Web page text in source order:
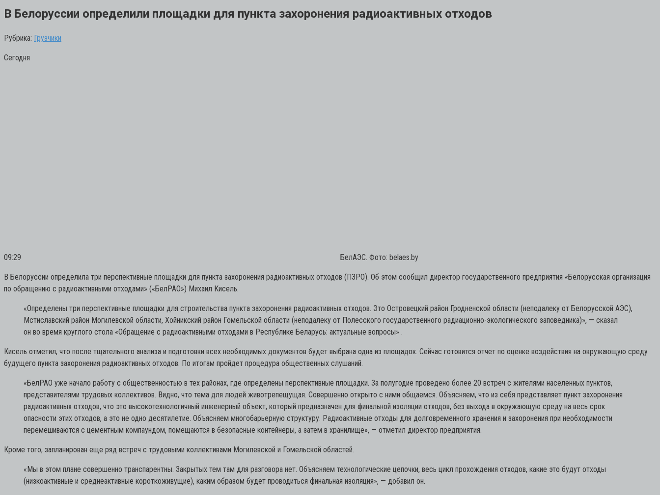
В Белоруссии определили площадки для пункта захоронения радиоактивных отходов
Рубрика: Грузчики
Сегодня
09:29 БелАЭС. Фото: belaes.by
В Белоруссии определила три перспективные площадки для пункта захоронения радиоактивных отходов (ПЗРО). Об этом сообщил директор государственного предприятия «Белорусская организация
по обращению с радиоактивными отходами» («БелРАО») Михаил Кисель.
«Определены три перспективные площадки для строительства пункта захоронения радиоактивных отходов. Это Островецкий район Гродненской области (неподалеку от Белорусской АЭС),
Мстиславский район Могилевской области, Хойникский район Гомельской области (неподалеку от Полесского государственного радиационно-экологического заповедника)», — сказал
он во время круглого стола «Обращение с радиоактивными отходами в Республике Беларусь: актуальные вопросы» .
Кисель отметил, что после тщательного анализа и подготовки всех необходимых документов будет выбрана одна из площадок. Сейчас готовится отчет по оценке воздействия на окружающую среду
будущего пункта захоронения радиоактивных отходов. По итогам пройдет процедура общественных слушаний.
«БелРАО уже начало работу с общественностью в тех районах, где определены перспективные площадки. За полугодие проведено более 20 встреч с жителями населенных пунктов,
представителями трудовых коллективов. Видно, что тема для людей животрепещущая. Совершенно открыто с ними общаемся. Объясняем, что из себя представляет пункт захоронения
радиоактивных отходов, что это высокотехнологичный инженерный объект, который предназначен для финальной изоляции отходов, без выхода в окружающую среду на весь срок
опасности этих отходов, а это не одно десятилетие. Объясняем многобарьерную структуру. Радиоактивные отходы для долговременного хранения и захоронения при необходимости
перемешиваются с цементным компаундом, помещаются в безопасные контейнеры, а затем в хранилище», — отметил директор предприятия.
Кроме того, запланирован еще ряд встреч с трудовыми коллективами Могилевской и Гомельской областей.
«Мы в этом плане совершенно транспарентны. Закрытых тем там для разговора нет. Объясняем технологические цепочки, весь цикл прохождения отходов, какие это будут отходы
(низкоактивные и среднеактивные короткоживущие), каким образом будет проводиться финальная изоляция», — добавил он.